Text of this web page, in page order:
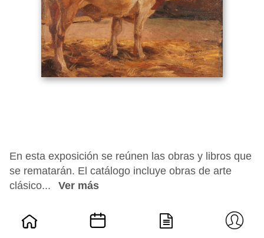
En esta exposición se reúnen las obras y libros que
se rematarán. El catálogo incluye obras de arte
clásico...
Ver más